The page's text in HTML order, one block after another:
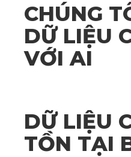
CHÚNG
DỮ LIỆU
VỚI AI
DỮ LIỆU
TỒN TẠI